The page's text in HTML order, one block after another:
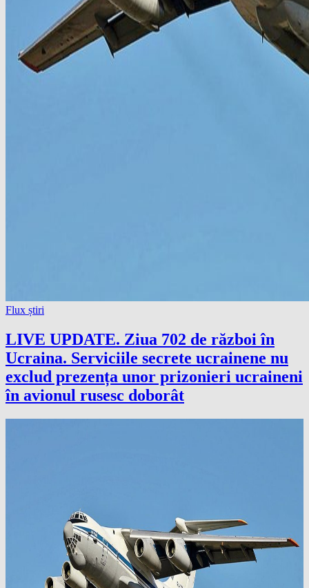
Flux știri
LIVE UPDATE. Ziua 702 de război în
Ucraina. Serviciile secrete ucrainene nu
exclud prezența unor prizonieri ucraineni
în avionul rusesc doborât